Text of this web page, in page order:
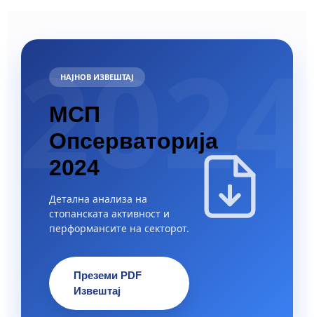
2024
НАЈНОВ ИЗВЕШТАЈ
МСП
Опсерваторија
2024
Детална анализа на
стопанската активност и
перформансите на секторот.
Преземи PDF
Извештај